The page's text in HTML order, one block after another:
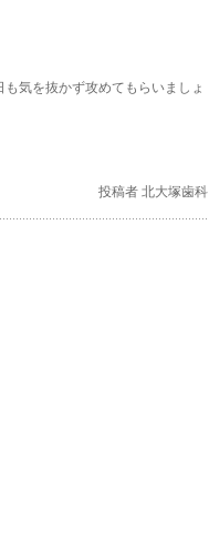
気を抜かず攻めてもらいましょ
投稿者 北大塚歯科